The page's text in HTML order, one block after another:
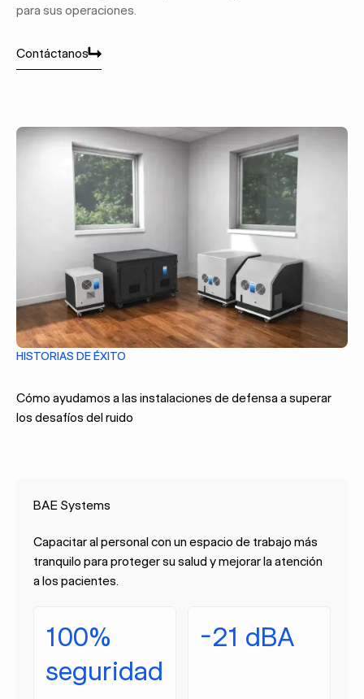
para sus operaciones.
Contáctanos
Contáctanos
HISTORIAS DE ÉXITO
Cómo ayudamos a las instalaciones de defensa a superar
los desafíos del ruido
BAE Systems
Capacitar al personal con un espacio de trabajo más
tranquilo para proteger su salud y mejorar la atención
a los pacientes.
100%
seguridad
-21 dBA